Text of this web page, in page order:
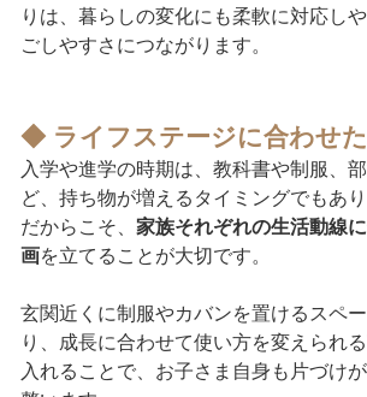
りは、暮らしの変化にも柔軟に対応し
ごしやすさにつながります。
◆ ライフステージに合わせ
入学や進学の時期は、教科書や制服、
ど、持ち物が増えるタイミングでもあり
だからこそ、 家族それぞれの生活動線
画を立てることが大切です。
玄関近くに制服やカバンを置けるスペ
り、成長に合わせて使い方を変えられ
入れることで、お子さま自身も片づけ